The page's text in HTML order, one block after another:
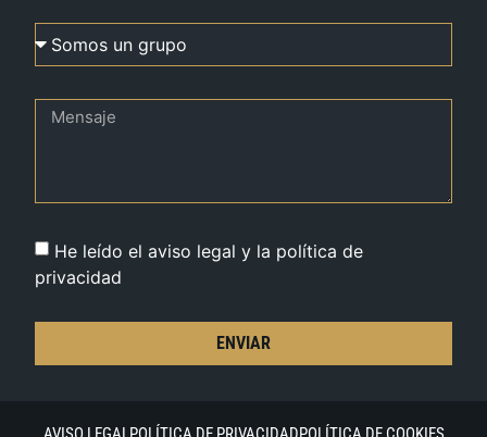
He leído el aviso legal y la política de
privacidad
ENVIAR